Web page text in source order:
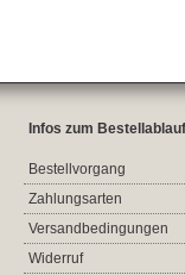
Infos zum Bestellablauf
Bestellvorgang
Zahlungsarten
Versandbedingungen
Widerruf